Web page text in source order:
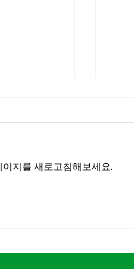
도전 유
지를 새로고침해보세요.